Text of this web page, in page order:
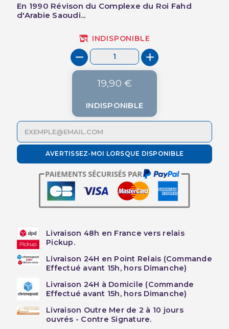
En 1990 Révison du Complexe du Roi Fahd
d'Arabie Saoudi...
INDISPONIBLE
19,90 €
INDISPONIBLE
AVERTISSEZ-MOI LORSQUE DISPONIBLE
Livraison 48h en France vers relais
Pickup.
Livraison 24H en Point Relais (Commande
Effectué avant 15h, hors Dimanche)
Livraison 24H à Domicile (Commande
Effectué avant 15h, hors Dimanche)
Livraison Outre Mer de 2 à 10 jours
ouvrés - Contre Signature.